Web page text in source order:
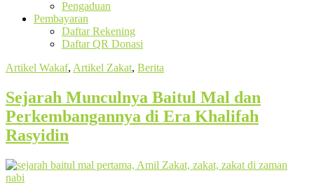
Pengaduan
Pembayaran
Daftar Rekening
Daftar QR Donasi
Artikel Wakaf, Artikel Zakat, Berita
Sejarah Munculnya Baitul Mal dan
Perkembangannya di Era Khalifah
Rasyidin